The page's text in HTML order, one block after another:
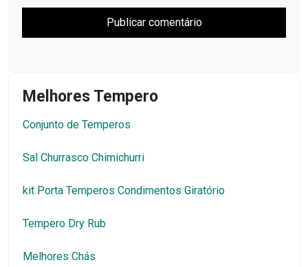
Melhores Tempero
Conjunto de Temperos
Sal Churrasco Chimichurri
kit Porta Temperos Condimentos Giratório
Tempero Dry Rub
Melhores Chás